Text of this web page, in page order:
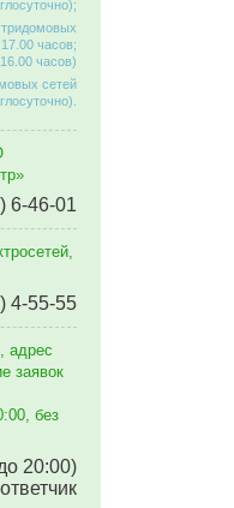
часов;
часов)
сетей
6-46-01
4-55-55
адрес
заявок
без
20:00)